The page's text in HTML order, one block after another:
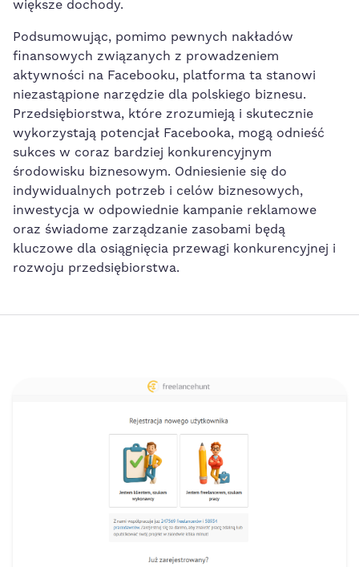
większe dochody.
Podsumowując, pomimo pewnych nakładów
finansowych związanych z prowadzeniem
aktywności na Facebooku, platforma​ ta stanowi
niezastąpione ⁣narzędzie dla⁢ polskiego biznesu.
Przedsiębiorstwa, które zrozumieją i skutecznie
wykorzystają potencjał Facebooka, mogą odnieść
sukces w coraz bardziej konkurencyjnym
środowisku biznesowym. Odniesienie się‍ do
indywidualnych potrzeb i celów biznesowych,⁣
inwestycja w odpowiednie kampanie reklamowe
oraz świadome zarządzanie zasobami będą
kluczowe dla ⁤osiągnięcia przewagi konkurencyjnej i
rozwoju przedsiębiorstwa.